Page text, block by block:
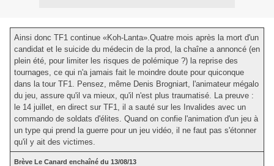
Ainsi donc TF1 continue «Koh-Lanta».Quatre mois après la mort d'un
candidat et le suicide du médecin de la prod, la chaîne a annoncé (en
plein été, pour limiter les risques de polémique ?) la reprise des
tournages, ce qui n'a jamais fait le moindre doute pour quiconque
dans la tour TF1. Pensez, même Denis Brogniart, l'animateur mégalo
du jeu, assure qu'il va mieux, qu'il n'est plus traumatisé. La preuve :
le 14 juillet, en direct sur TF1, il a sauté sur les Invalides avec un
commando de soldats d'élites. Quand on confie l'animation d'un jeu à
un type qui prend la guerre pour un jeu vidéo, il ne faut pas s'étonner
qu'il y ait des victimes.
Brève Le Canard enchaîné du 13/08/13